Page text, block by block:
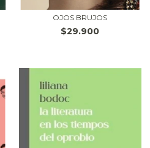
OJOS BRUJOS
$29.900